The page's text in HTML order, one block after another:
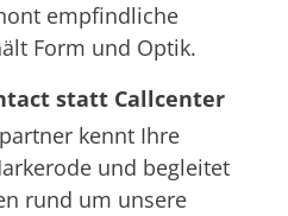
empfindliche
Form und Optik.
statt Callcenter
kennt Ihre
und begleitet
rund um unsere